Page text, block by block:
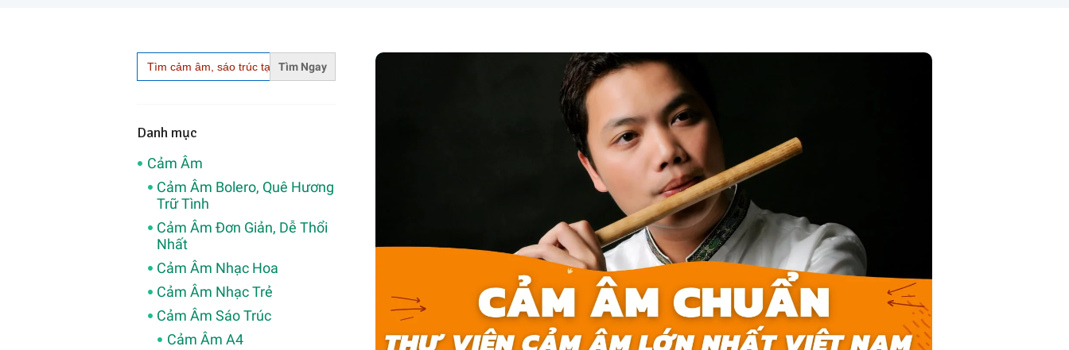
Search
for:
Danh mục
Cảm Âm
Cảm Âm Bolero, Quê Hương
Trữ Tình
Cảm Âm Đơn Giản, Dễ Thổi
Nhất
Cảm Âm Nhạc Hoa
Cảm Âm Nhạc Trẻ
Cảm Âm Sáo Trúc
Cảm Âm A4